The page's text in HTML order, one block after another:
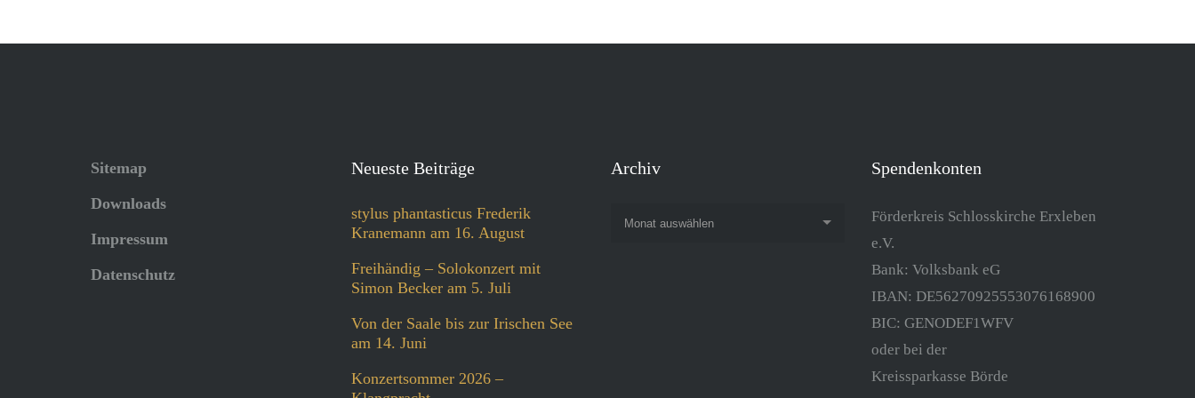
Sitemap
Downloads
Impressum
Datenschutz
Neueste Beiträge
stylus phantasticus Frederik
Kranemann am 16. August
Freihändig – Solokonzert mit
Simon Becker am 5. Juli
Von der Saale bis zur Irischen See
am 14. Juni
Konzertsommer 2026 –
Archiv
Monat auswählen
Spendenkonten
Förderkreis Schlosskirche Erxleben
e.V.
Bank: Volksbank eG
IBAN: DE56270925553076168900
BIC: GENODEF1WFV
oder bei der
Kreissparkasse Börde